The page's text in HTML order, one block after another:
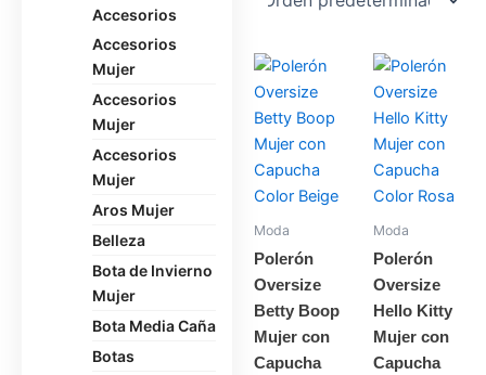
Accesorios
Accesorios
Mujer
Accesorios
Mujer
Accesorios
Mujer
Aros Mujer
Belleza
Bota de Invierno
Mujer
Bota Media Caña
Botas
Moda
Polerón
Oversize
Betty Boop
Mujer con
Capucha
Moda
Polerón
Oversize
Hello Kitty
Mujer con
Capucha